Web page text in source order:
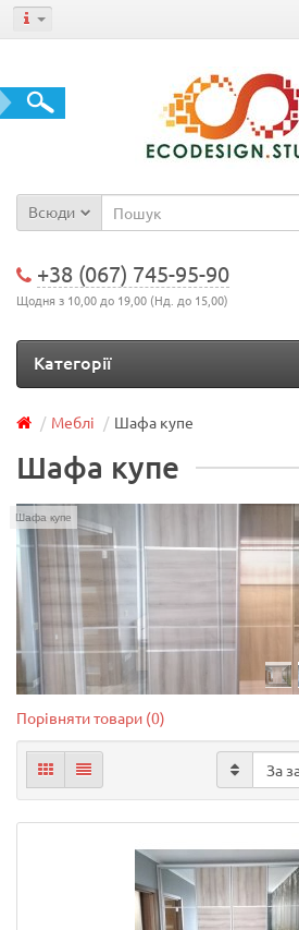
Всюди
+38 (067) 745-95-90
Щодня з 10,00 до 19,00 (Нд. до 15,00)
Категорії
Меблі Шафа купе
Шафа купе
Шафа купе
Порівняти товари (0)